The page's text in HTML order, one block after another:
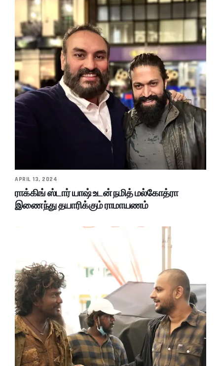
APRIL 13, 2024
ராக்கிங் ஸ்டார் யாஷ் உடன் நமித் மல்கோத்ரா
இணைந்து தயாரிக்கும் ராமாயணம்